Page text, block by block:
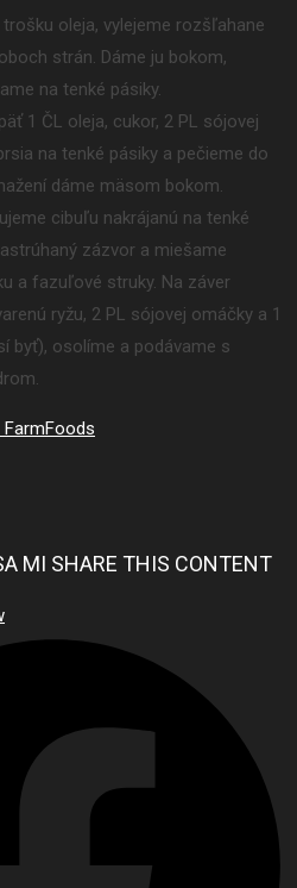
oleja, vylejeme rozšľahane
strán. Dáme ju bokom,
na tenké pásiky.
1 ČL oleja, cukor, 2 PL sójovej
na tenké pásiky a pečieme do
dáme mäsom bokom.
cibuľu nakrájanú na tenké
zázvor a miešame
a fazuľové struky. Na záver
ryžu, 2 PL sójovej omáčky a 1
byť), osolíme a podávame s
MI SHARE THIS CONTENT